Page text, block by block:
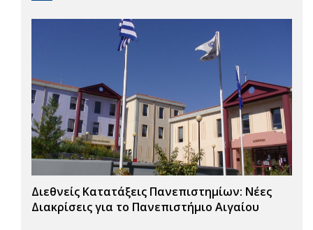
Διεθνείς Κατατάξεις Πανεπιστημίων: Νέες
Διακρίσεις για το Πανεπιστήμιο Αιγαίου